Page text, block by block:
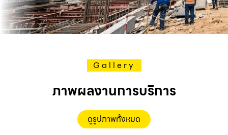
Gallery
ภาพผลงานการบริการ
ดูรูปภาพทั้งหมด